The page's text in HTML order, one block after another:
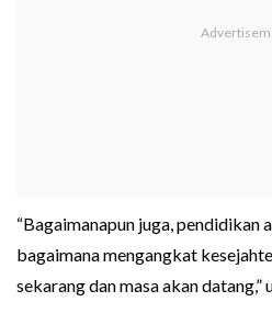
“Bagaimanapun juga, pendidikan
bagaimana mengangkat
sekarang dan masa akan datang,”